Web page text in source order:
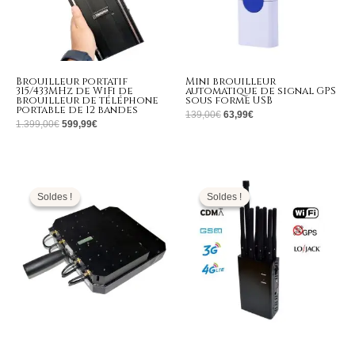
Brouilleur portatif
315/433MHz de WiFi de
brouilleur de téléphone
portable de 12 bandes
1.399,00€ 599,99€
Mini brouilleur
automatique de signal GPS
sous forme USB
139,00€ 63,99€
Soldes !
Soldes !
initial
était :
5.999,00€.3.299,99€.
Soldes !
Soldes !
initial
était :
599,00€.269,99€.